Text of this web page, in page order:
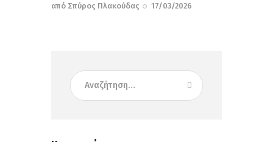
από Σπύρος Πλακούδας 17/03/2026